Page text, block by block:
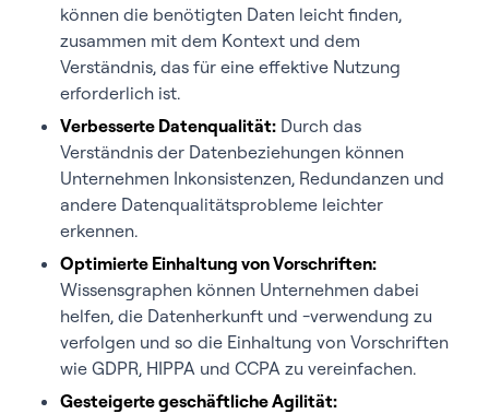
können die benötigten Daten leicht finden,
zusammen mit dem Kontext und dem
Verständnis, das für eine effektive Nutzung
erforderlich ist.
Verbesserte Datenqualität: Durch das
Verständnis der Datenbeziehungen können
Unternehmen Inkonsistenzen, Redundanzen und
andere Datenqualitätsprobleme leichter
erkennen.
Optimierte Einhaltung von Vorschriften:
Wissensgraphen können Unternehmen dabei
helfen, die Datenherkunft und -verwendung zu
verfolgen und so die Einhaltung von Vorschriften
wie GDPR, HIPPA und CCPA zu vereinfachen.
Gesteigerte geschäftliche Agilität: